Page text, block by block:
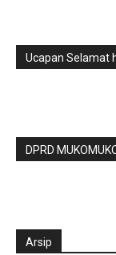
Ucapan Selamat
DPRD
Arsip